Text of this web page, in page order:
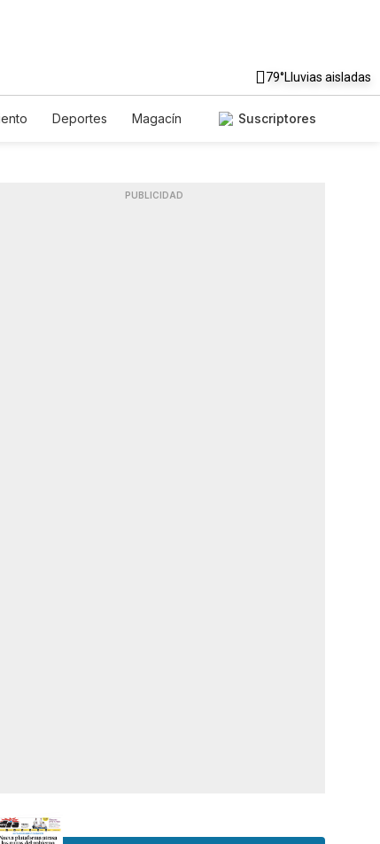
79°Lluvias aisladas
Deportes
Magacín
Suscriptores
PUBLICIDAD